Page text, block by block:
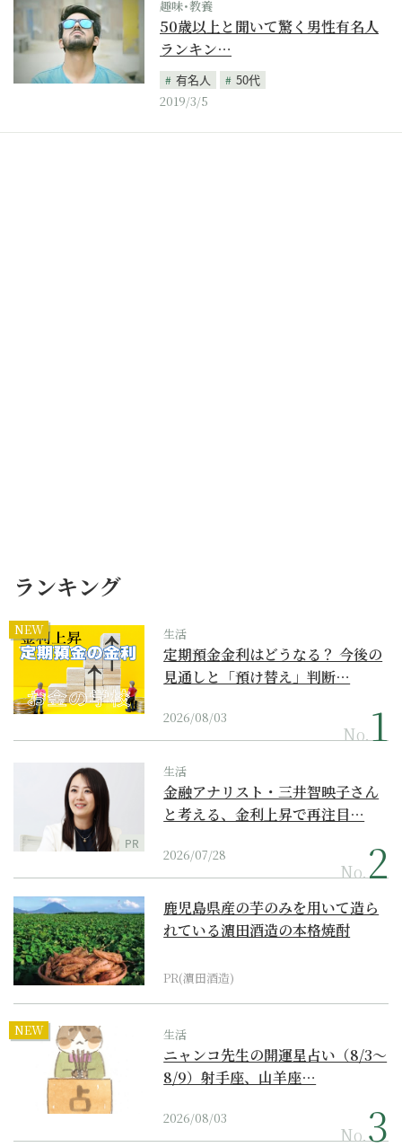
趣味･教養
50歳以上と聞いて驚く男性有名人
ランキン…
有名人
50代
2019/3/5
ランキング
NEW 生活
定期預金金利はどうなる？ 今後の
見通しと「預け替え」判断…
2026/08/03
No.
PR
生活
金融アナリスト・三井智映子さん
と考える、金利上昇で再注目…
2026/07/28
No.
鹿児島県産の芋のみを用いて造ら
れている濵田酒造の本格焼酎
PR(濵田酒造)
NEW 生活
ニャンコ先生の開運星占い（8/3～
8/9）射手座、山羊座…
2026/08/03
No.